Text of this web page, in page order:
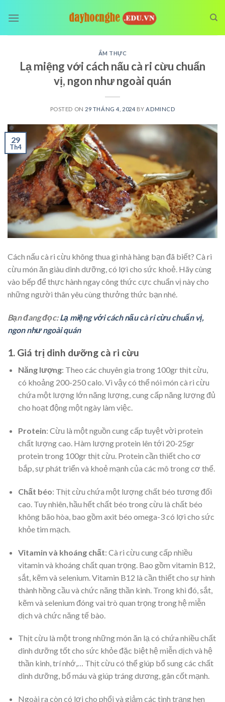
ẨM THỰC
Lạ miệng với cách nấu cà ri cừu chuẩn
vị, ngon như ngoài quán
POSTED ON 29 THÁNG 4, 2024 BY ADMINCD
29
Th4
Cách nấu cà ri cừu không thua gì nhà hàng bạn đã biết? Cà ri
cừu món ăn giàu dinh dưỡng, có lợi cho sức khoẻ. Hãy cùng
vào bếp để thực hành ngay công thức cực chuẩn vị này cho
những người thân yêu cùng thưởng thức bạn nhé.
Bạn đang đọc:Lạ miệng với cách nấu cà ri cừu chuẩn vị,
ngon như ngoài quán
1. Giá trị dinh dưỡng cà ri cừu
Năng lượng: Theo các chuyên gia trong 100gr thịt cừu,
có khoảng 200-250 calo. Vì vậy có thể nói món cà ri cừu
chứa một lượng lớn năng lượng, cung cấp năng lượng đủ
cho hoạt động một ngày làm việc.
Protein: Cừu là một nguồn cung cấp tuyệt vời protein
chất lượng cao. Hàm lượng protein lên tới 20-25gr
protein trong 100gr thịt cừu. Protein cần thiết cho cơ
bắp, sự phát triển và khoẻ mạnh của các mô trong cơ thể.
Chất béo: Thịt cừu chứa một lượng chất béo tương đối
cao. Tuy nhiên, hầu hết chất béo trong cừu là chất béo
không bão hòa, bao gồm axit béo omega-3 có lợi cho sức
khỏe tim mạch.
Vitamin và khoáng chất: Cà ri cừu cung cấp nhiều
vitamin và khoáng chất quan trọng. Bao gồm vitamin B12,
sắt, kẽm và selenium. Vitamin B12 là cần thiết cho sự hình
thành hồng cầu và chức năng thần kinh. Trong khi đó, sắt,
kẽm và selenium đóng vai trò quan trọng trong hệ miễn
dịch và chức năng tế bào.
Thịt cừu là một trong những món ăn lạ có chứa nhiều chất
dinh dưỡng tốt cho sức khỏe đặc biệt hệ miễn dịch và hệ
thần kinh, trí nhớ,… Thịt cừu có thể giúp bổ sung các chất
dinh dưỡng, bổ máu và giúp tráng dương, gân cốt mạnh.
Ngoài ra còn có lợi cho phổi và giảm các tình trạng hen